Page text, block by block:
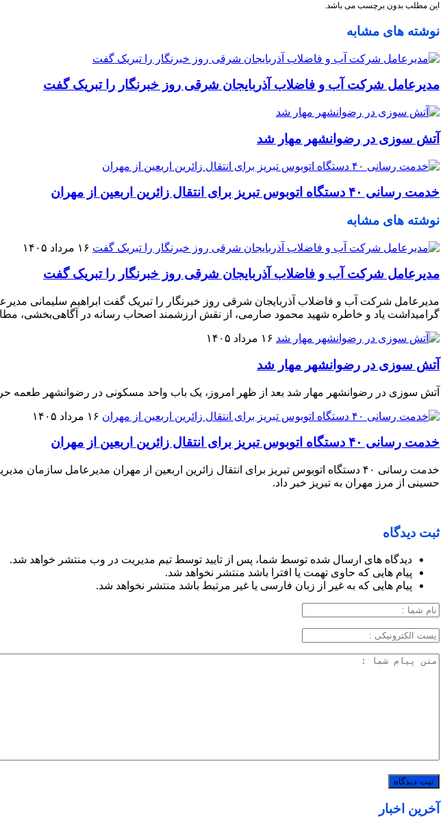
این مطلب بدون برچسب می باشد.
نوشته های مشابه
مدیرعامل شرکت آب و فاضلاب آذربایجان شرقی روز خبرنگار را تبریک گفت
آتش سوزی در رضوانشهر مهار شد
خدمت رسانی ۴۰ دستگاه اتوبوس تبریز برای انتقال زائرین اربعین از مهران
نوشته های مشابه
۱۶ مرداد ۱۴۰۵
مدیرعامل شرکت آب و فاضلاب آذربایجان شرقی روز خبرنگار را تبریک گفت
مدیرعامل شرکت آب و فاضلاب آذربایجان شرقی روز خبرنگار را تبریک گفت ابراهیم سلیمانی
گرامیداشت یاد و خاطره شهید محمود صارمی، از نقش ارزشمند اصحاب رسانه در آگاهی‌بخشی،
۱۶ مرداد ۱۴۰۵
آتش سوزی در رضوانشهر مهار شد
آتش سوزی در رضوانشهر مهار شد بعد از ظهر امروز، یک باب واحد مسکونی در رضوانشهر طعمه
۱۶ مرداد ۱۴۰۵
خدمت رسانی ۴۰ دستگاه اتوبوس تبریز برای انتقال زائرین اربعین از مهران
حسینی از مرز مهران به تبریز خبر داد.
ثبت دیدگاه
دیدگاه های ارسال شده توسط شما، پس از تایید توسط تیم مدیریت در وب منتشر خواهد شد.
پیام هایی که حاوی تهمت یا افترا باشد منتشر نخواهد شد.
پیام هایی که به غیر از زبان فارسی یا غیر مرتبط باشد منتشر نخواهد شد.
آخرین اخبار